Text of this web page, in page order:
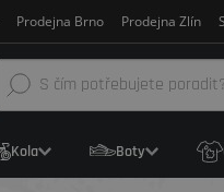
Prodejna Brno Prodejna Zlín
Kola Boty